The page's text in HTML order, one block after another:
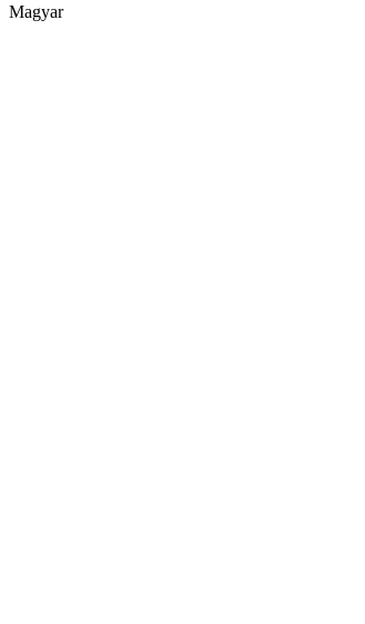
Magyar